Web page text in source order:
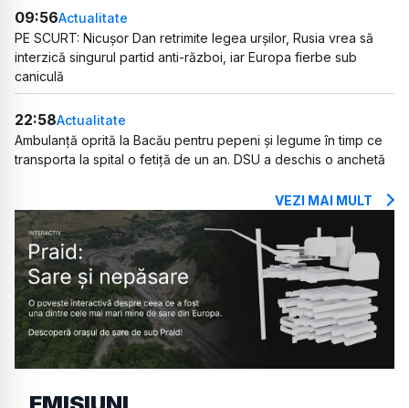
09:56Actualitate
PE SCURT: Nicușor Dan retrimite legea urșilor, Rusia vrea să
interzică singurul partid anti-război, iar Europa fierbe sub
caniculă
22:58Actualitate
Ambulanță oprită la Bacău pentru pepeni și legume în timp ce
transporta la spital o fetiță de un an. DSU a deschis o anchetă
VEZI MAI MULT